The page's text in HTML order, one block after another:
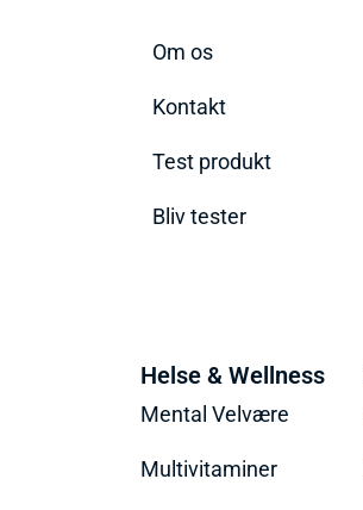
Om os
Kontakt
Test produkt
Bliv tester
Helse & Wellness
Mental Velvære
Multivitaminer